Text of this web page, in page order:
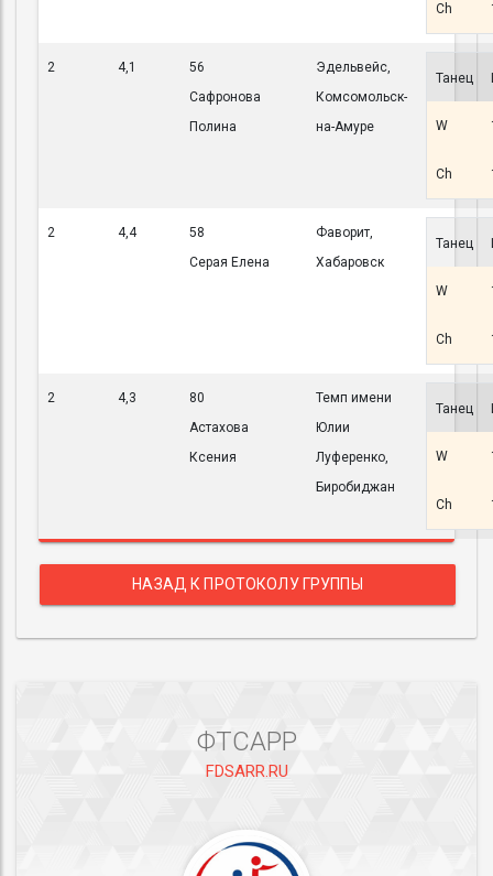
Ch
2 4,1
56
Сафронова
Полина
Эдельвейс,
Комсомольск-
на-Амуре
Танец
W
Ch
2 4,4
58
Серая Елена
Фаворит,
Хабаровск
Танец
W
Ch
2 4,3
80
Астахова
Ксения
Темп имени
Юлии
Луференко,
Биробиджан
Танец
W
Ch
НАЗАД К ПРОТОКОЛУ ГРУППЫ
ФТСАРР
FDSARR.RU